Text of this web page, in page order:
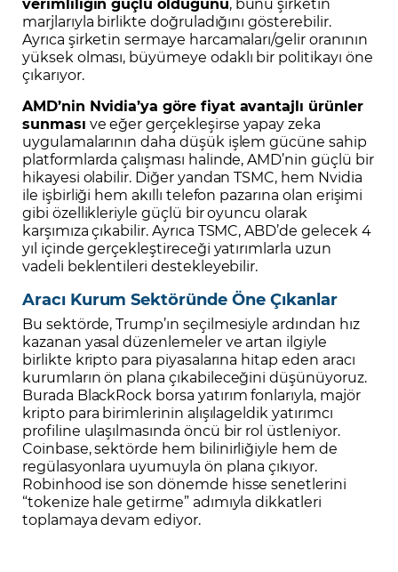
marjlarıyla birlikte doğruladığını gösterebilir.
Ayrıca şirketin sermaye harcamaları/gelir oranının
yüksek olması, büyümeye odaklı bir politikayı öne
çıkarıyor.
AMD’nin Nvidia’ya göre fiyat avantajlı ürünler
sunması ve eğer gerçekleşirse yapay zeka
uygulamalarının daha düşük işlem gücüne sahip
platformlarda çalışması halinde, AMD’nin güçlü bir
hikayesi olabilir. Diğer yandan TSMC, hem Nvidia
ile işbirliği hem akıllı telefon pazarına olan erişimi
gibi özellikleriyle güçlü bir oyuncu olarak
karşımıza çıkabilir. Ayrıca TSMC, ABD’de gelecek 4
yıl içinde gerçekleştireceği yatırımlarla uzun
vadeli beklentileri destekleyebilir.
Aracı Kurum Sektöründe Öne Çıkanlar
Bu sektörde, Trump’ın seçilmesiyle ardından hız
kazanan yasal düzenlemeler ve artan ilgiyle
birlikte kripto para piyasalarına hitap eden aracı
kurumların ön plana çıkabileceğini düşünüyoruz.
Burada BlackRock borsa yatırım fonlarıyla, majör
kripto para birimlerinin alışılageldik yatırımcı
profiline ulaşılmasında öncü bir rol üstleniyor.
Coinbase, sektörde hem bilinirliğiyle hem de
regülasyonlara uyumuyla ön plana çıkıyor.
Robinhood ise son dönemde hisse senetlerini
“tokenize hale getirme” adımıyla dikkatleri
toplamaya devam ediyor.